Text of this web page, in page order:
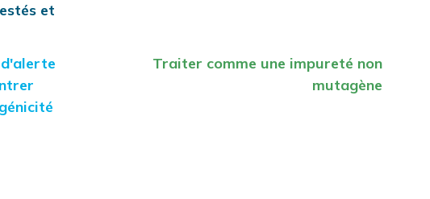
et
Traiter comme une impureté non
mutagène